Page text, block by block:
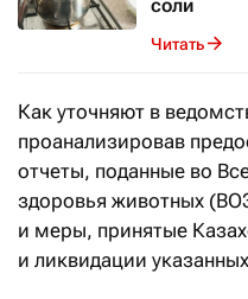
соли
Читать
Как уточняют в
проанализировав
отчеты, поданные во
здоровья животных
и меры, принятые
и ликвидации